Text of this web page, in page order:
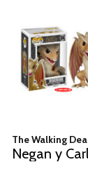
The Walking
Negan y